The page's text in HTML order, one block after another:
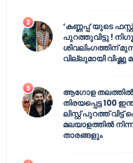
‘കണ്ണപ്പ’യുടെ
പുറത്തുവിട്ടു !
ശിവലിംഗത്തിന്
വില്ലുമായി
ആഗോള
തിരയപ്പെട്ട 100
ലിസ്റ്റ് പുറത്ത്
മലയാളത്തിൽ
താരങ്ങളും